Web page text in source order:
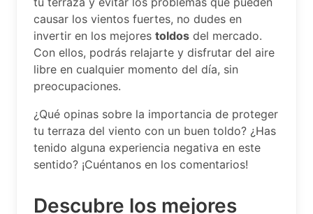
causar los vientos fuertes, no dudes en
invertir en los mejores toldos del mercado.
Con ellos, podrás relajarte y disfrutar del aire
libre en cualquier momento del día, sin
preocupaciones.
¿Qué opinas sobre la importancia de proteger
tu terraza del viento con un buen toldo? ¿Has
tenido alguna experiencia negativa en este
sentido? ¡Cuéntanos en los comentarios!
Descubre los mejores